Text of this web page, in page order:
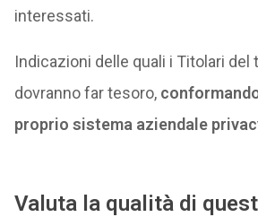
interessati.
Indicazioni delle quali i Titolari del
dovranno far tesoro,
proprio sistema aziendale
Valuta la qualità di